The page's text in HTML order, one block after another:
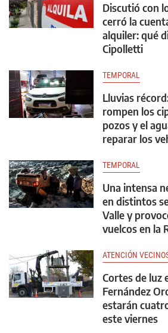
Discutió con
cerró la
alquiler: qué
Cipolletti
TEMPORAL
Lluvias
rompen los
pozos y el
reparar los
TEMPORAL
Una intensa
en distintos
Valle y
vuelcos en la
ATENCIÓN
Cortes de luz
Fernández
estarán
este viernes